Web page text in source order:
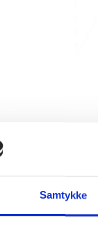
Samtykke